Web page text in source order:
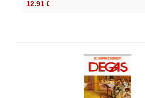
12.91 €